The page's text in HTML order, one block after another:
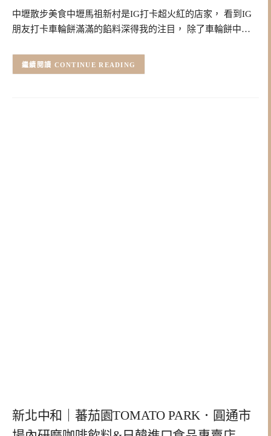
中壢散步美食中壢馬祖新村是IG打卡超火紅的店家， 看到IG
朋友打卡車輪餅滿滿的餡料深得我的注目， 除了車輪餅中…
CONTINUE READING
新北中和｜蕃茄園TOMATO PARK．圓通市